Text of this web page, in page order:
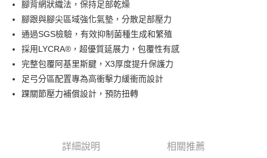
上海商業儲蓄銀行
國泰世華商業銀行
兆豐國際商業銀行
臺灣中小企業銀行
台中商業銀行
匯豐（台灣）商業銀行
華泰商業銀行
聯邦商業銀行
遠東國際商業銀行
元大商業銀行
永豐商業銀行
玉山商業銀行
星展（台灣）商業銀行
台新國際商業銀行
華南商業銀行
上海商業儲蓄銀行
台北富邦商業銀行
國泰世華商業銀行
兆豐國際商業銀行
臺灣中小企業銀行
台中商業銀行
匯豐（台灣）商業銀行
華泰商業銀行
聯邦商業銀行
遠東國際商業銀行
元大商業銀行
永豐商業銀行
玉山商業銀行
LINE Pay
Apple Pay
街口支付
悠遊付
腳背網狀織法，保持足部乾燥
腳跟與腳尖區域強化氣墊，分散足部壓力
通過SGS檢驗，有效抑制菌種生成和繁殖
採用LYCRA®，超優質延展力，包覆性有感
完整包覆阿基里斯腱，X3厚度提升保護力
足弓分區配置專為高衝擊力緩衝而設計
踝關節壓力補償設計，預防扭轉
詳細說明 相關推薦